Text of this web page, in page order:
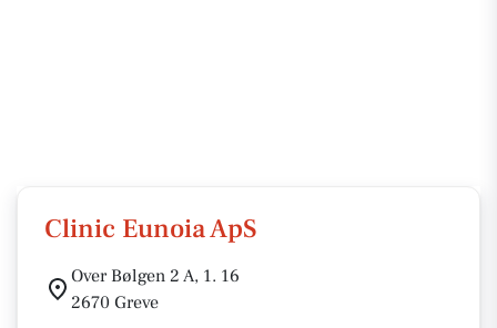
Clinic Eunoia ApS
Over Bølgen 2 A, 1. 16
2670 Greve